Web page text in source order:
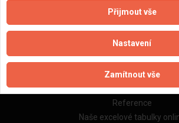
Důležité informace
Naše firmy a řemeslníci
Zpracování a ochrana osobních
Zásady pro používání souborů
Obchodní podmínky
Obchodní podmínky
Reference
Naše excelové tabulky
Přijmout vše
Nastavení
Zamítnout vše